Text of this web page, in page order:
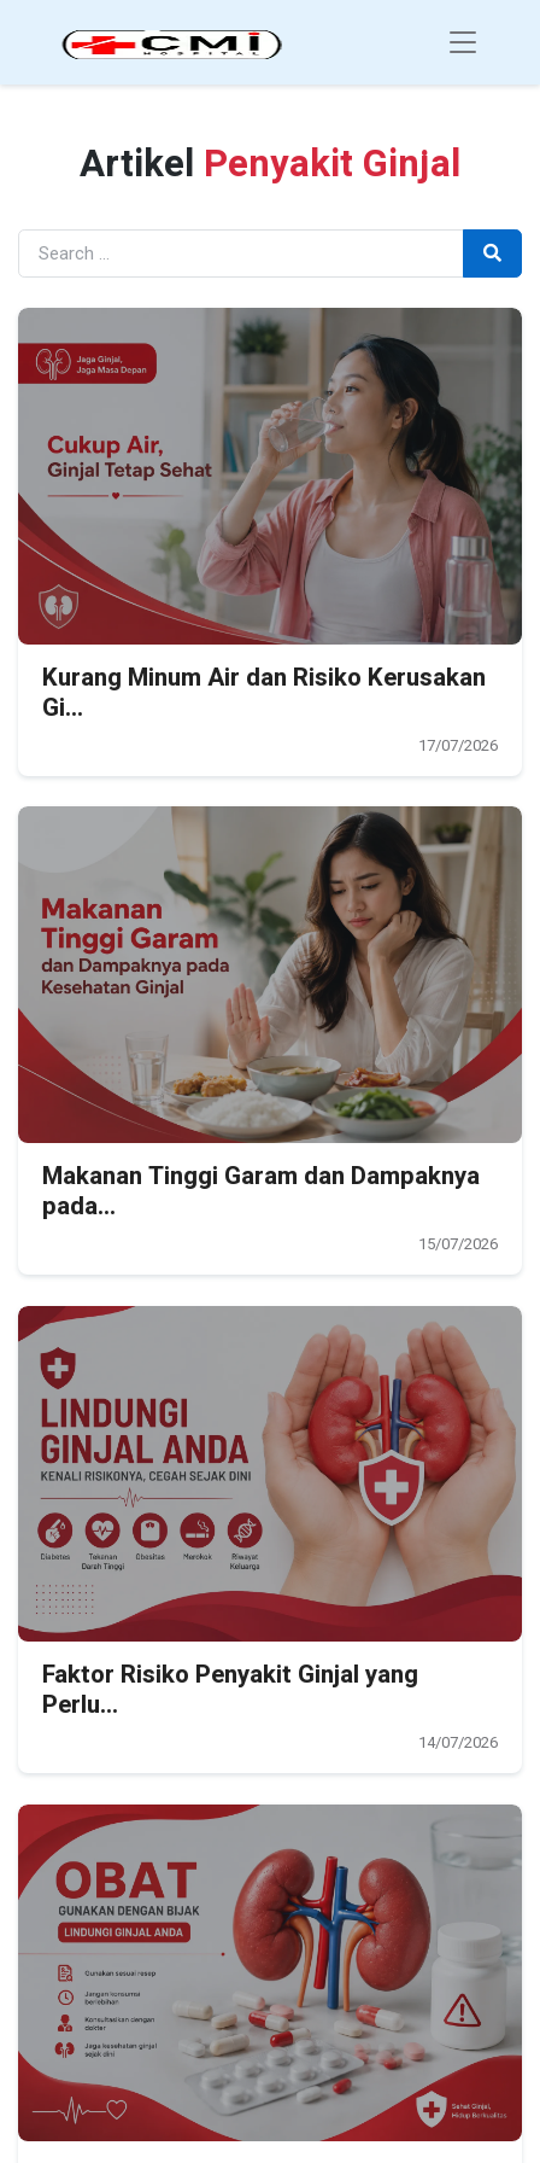
Artikel Penyakit Ginjal
Kurang Minum Air dan Risiko Kerusakan
Gi...
17/07/2026
Makanan Tinggi Garam dan Dampaknya
pada...
15/07/2026
Faktor Risiko Penyakit Ginjal yang
Perlu...
14/07/2026